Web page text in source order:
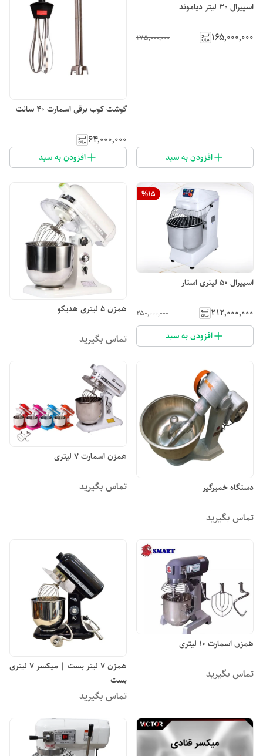
اسپیرال ۳۰ لیتر دیاموند
۱۶۵٬۰۰۰٬۰۰۰ ۱۷۵٬۰۰۰٬۰۰۰
افزودن به سبد
گوشت کوب برقی اسمارت ۴۰ سانت
۶۴٬۰۰۰٬۰۰۰
افزودن به سبد
%15
اسپیرال ۵۰ لیتری استار
۲۱۲٬۰۰۰٬۰۰۰ ۲۵۰٬۰۰۰٬۰۰۰
افزودن به سبد
همزن ۵ لیتری هدیکو
تماس بگیرید
دستگاه خمیرگیر
تماس بگیرید
همزن اسمارت ۷ لیتری
تماس بگیرید
همزن اسمارت ۱۰ لیتری
تماس بگیرید
همزن ۷ لیتر بست | میکسر ۷ لیتری
بست
تماس بگیرید